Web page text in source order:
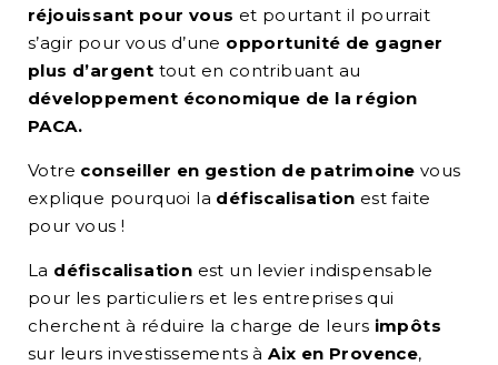
réjouissant pour vous et pourtant il pourrait
s’agir pour vous d’une opportunité de gagner
plus d’argent tout en contribuant au
développement économique de la région
PACA.
Votre conseiller en gestion de patrimoine vous
explique pourquoi la défiscalisation est faite
pour vous !
La défiscalisation est un levier indispensable
pour les particuliers et les entreprises qui
cherchent à réduire la charge de leurs impôts
sur leurs investissements àAix en Provence,